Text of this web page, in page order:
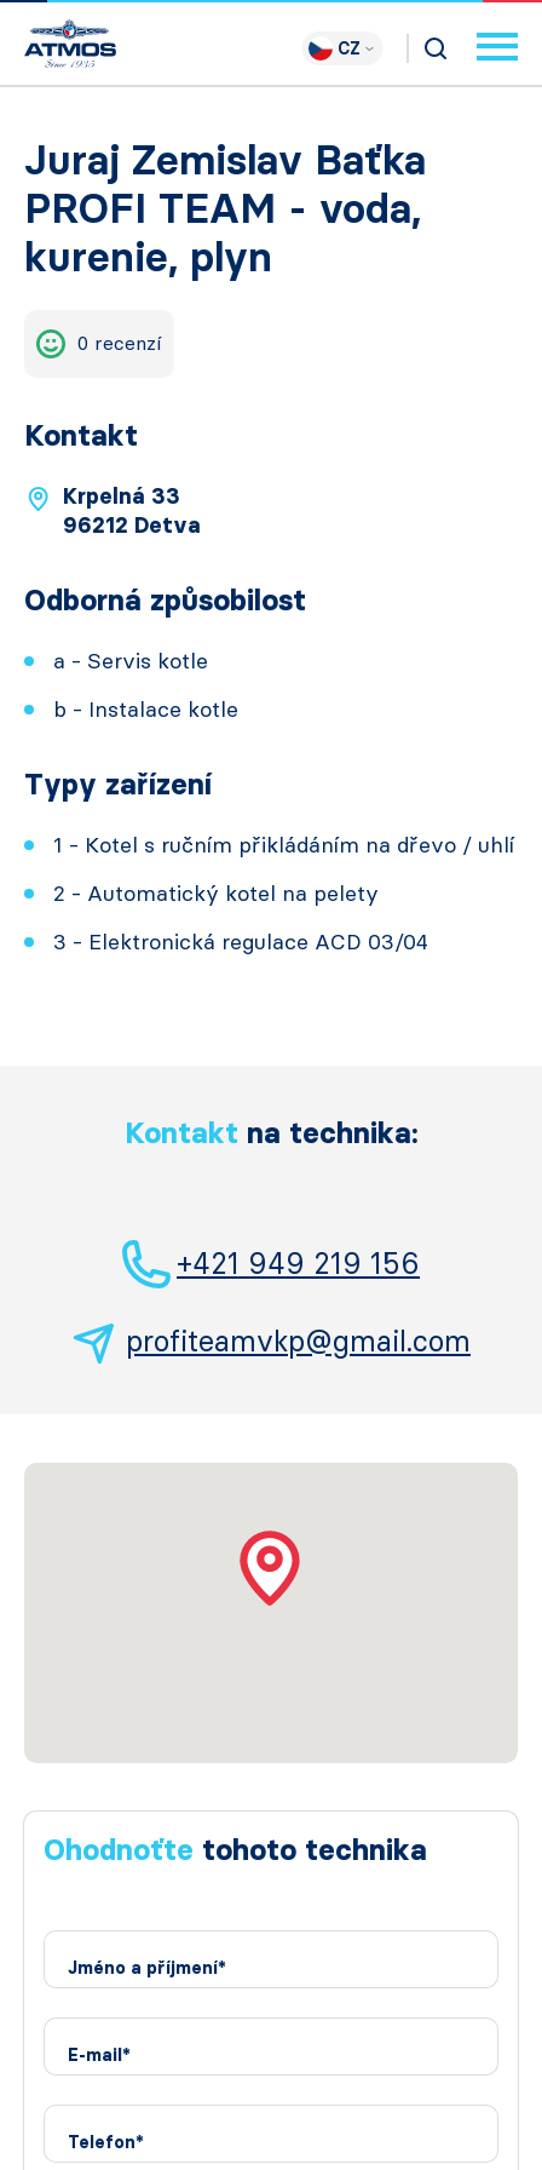
CZ
Juraj Zemislav Baťka
PROFI TEAM - voda,
kurenie, plyn
0 recenzí
Kontakt
Krpelná 33
96212 Detva
Odborná způsobilost
a - Servis kotle
b - Instalace kotle
Typy zařízení
1 - Kotel s ručním přikládáním na dřevo / uhlí
2 - Automatický kotel na pelety
3 - Elektronická regulace ACD 03/04
Kontakt na technika:
+421 949 219 156
profiteamvkp@gmail.com
Ohodnoťte tohoto technika
Jméno a příjmení*
E-mail*
Telefon*